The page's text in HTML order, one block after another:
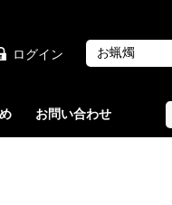
ログイン
お問い合わせ